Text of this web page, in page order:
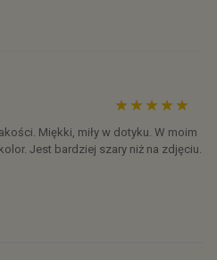
Miękki, miły w dotyku. W moim
Jest bardziej szary niż na zdjęciu.